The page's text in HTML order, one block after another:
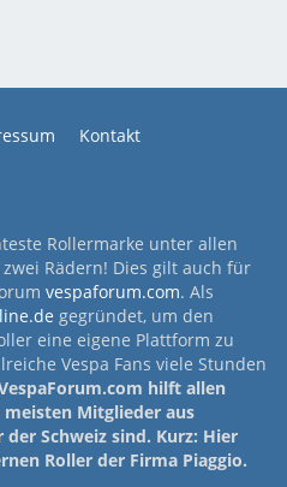
Kontakt
Rollermarke unter allen
Rädern! Dies gilt auch für
vespaforum.com. Als
gegründet, um den
eine eigene Plattform zu
Vespa Fans viele Stunden
hilft allen
Mitglieder aus
Schweiz sind. Kurz: Hier
Roller der Firma Piaggio.